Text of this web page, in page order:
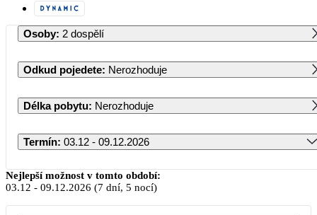
Osoby: 2 dospělí
Odkud pojedete: Nerozhoduje
Délka pobytu: Nerozhoduje
Termín: 03.12 - 09.12.2026
Prosinec 2026
PO ÚT ST ČT PÁ SO NE
Nejlepší možnost v tomto období:
03.12 - 09.12.2026 (7 dní, 5 nocí)